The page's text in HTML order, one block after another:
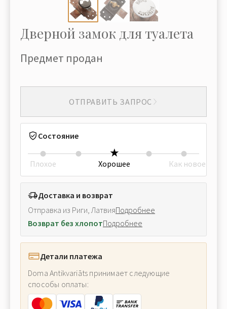
Дверной замок для туалета
Предмет продан
ОТПРАВИТЬ ЗАПРОС
Состояние
Плохое Хорошее Как новое
Доставка и возврат
Отправка из Риги, ЛатвияПодробнее
Возврат без хлопотПодробнее
Детали платежа
Doma Antikvariāts принимает следующие
способы оплаты: